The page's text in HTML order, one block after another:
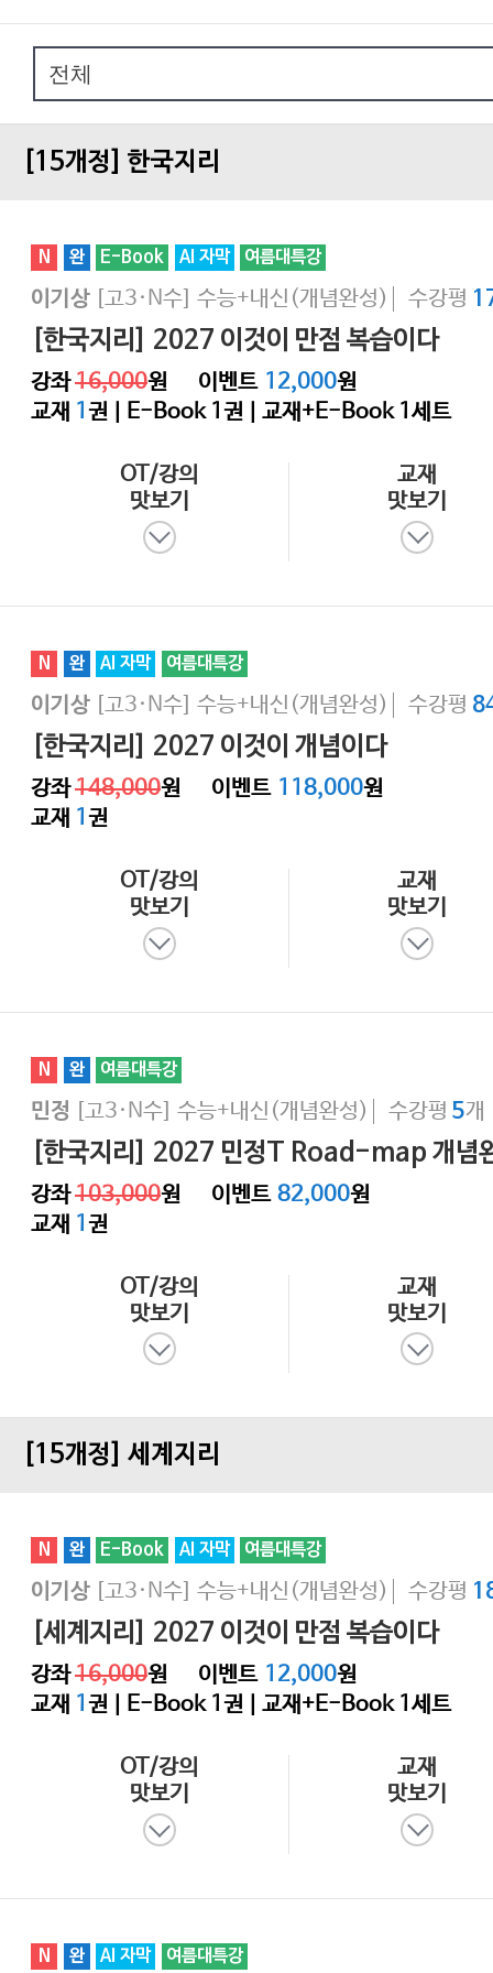
[15개정] 한국지리
N 완 E-Book AI 자막 여름대특강
이기상 [고3·N수] 수능+내신(개념완성) 수강평
[한국지리] 2027 이것이 만점 복습이다
강좌16,000원 이벤트 12,000원
교재 1권 | E-Book 1권 | 교재+E-Book 1세트
OT/강의
맛보기
교재
맛보기
N 완 AI 자막 여름대특강
이기상 [고3·N수] 수능+내신(개념완성) 수강평
[한국지리] 2027 이것이 개념이다
강좌148,000원 이벤트 118,000원
교재 1권
OT/강의
맛보기
교재
맛보기
N 완 여름대특강
민정 [고3·N수] 수능+내신(개념완성) 수강평 5개
[한국지리] 2027 민정T Road-map 개념
강좌103,000원 이벤트 82,000원
교재 1 권
OT/강의
맛보기
교재
맛보기
[15개정] 세계지리
N 완 E-Book AI 자막 여름대특강
이기상 [고3·N수] 수능+내신(개념완성) 수강평
[세계지리] 2027 이것이 만점 복습이다
강좌16,000원 이벤트 12,000원
교재 1권 | E-Book 1권 | 교재+E-Book 1세트
OT/강의
맛보기
교재
맛보기
N 완 AI 자막 여름대특강